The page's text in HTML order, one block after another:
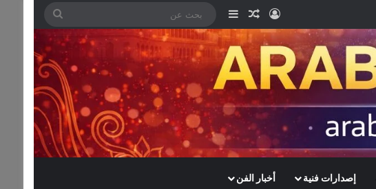
تسجيل الدخول
مقال عشوائي
إضافة عمود جانبي
عن
إصدارات فنية أخبار الفن